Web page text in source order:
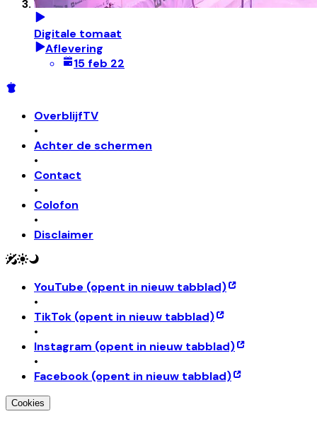
Digitale tomaat
Aflevering
15 feb 22
OverblijfTV
•
Achter de schermen
•
Contact
•
Colofon
•
Disclaimer
YouTube (opent in nieuw tabblad)
•
TikTok (opent in nieuw tabblad)
•
Instagram (opent in nieuw tabblad)
•
Facebook (opent in nieuw tabblad)
Cookies